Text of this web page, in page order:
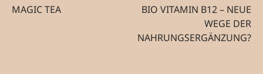
MAGIC TEA
BIO VITAMIN B12 – NEUE
WEGE DER
NAHRUNGSERGÄNZUNG?